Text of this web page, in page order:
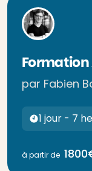
par Fabien
1 jour - 7
à partir de